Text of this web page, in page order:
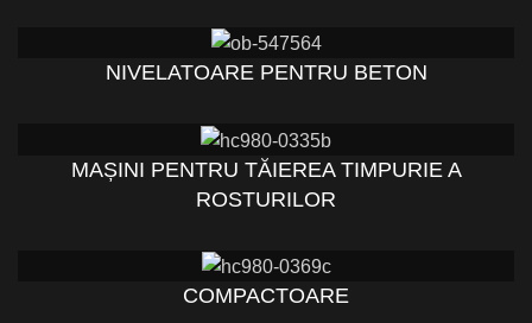
NIVELATOARE PENTRU BETON
MAȘINI PENTRU TĂIEREA TIMPURIE A
ROSTURILOR
COMPACTOARE